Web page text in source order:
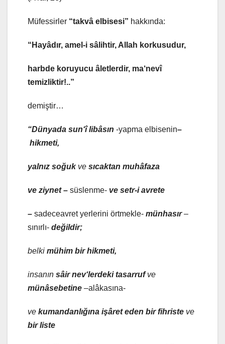
Müfessirler “takvâ elbisesi” hakkında:
“Hayâdır, amel-i sâlihtir, Allah korkusudur,
harbde koruyucu âletlerdir, ma‘nevî
temizliktir!..”
demiştir…
“Dünyada sun‘î libâsın -yapma elbisenin–
hikmeti,
yalnız soğuk ve sıcaktan muhâfaza
ve ziynet– süslenme- ve setr-i avrete
– sadeceavret yerlerini örtmekle- münhasır –
sınırlı- değildir;
belki mühim bir hikmeti,
insanın sâir nev‘lerdeki tasarrufve
münâsebetine –alâkasına-
ve kumandanlığına işâret eden bir fihriste ve
bir liste